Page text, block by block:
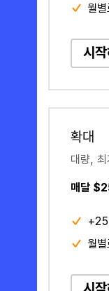
월
시작
확대
대량,
매달
월